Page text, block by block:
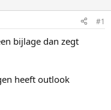
#1
bijlage dan zegt
heeft outlook